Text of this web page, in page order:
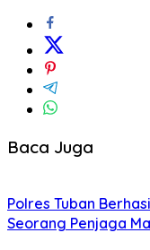
Baca Juga
Polres Tuban
Seorang Penjaga